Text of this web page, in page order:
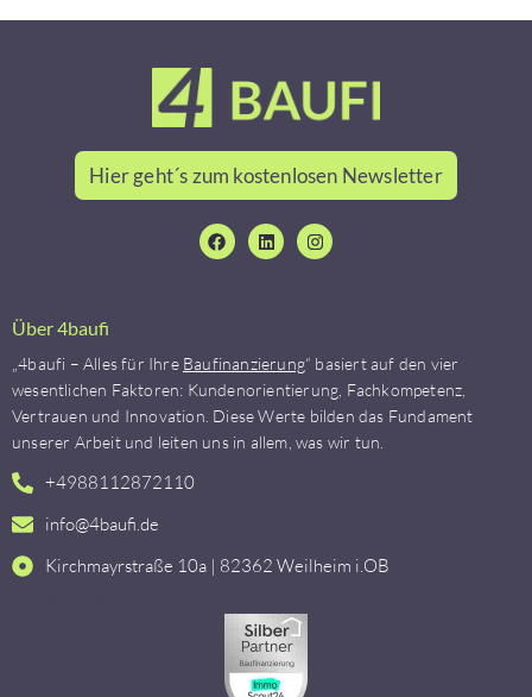
Hier geht´s zum kostenlosen Newsletter
Über 4baufi
„4baufi – Alles für Ihre Baufinanzierung“ basiert auf den vier
wesentlichen Faktoren: Kundenorientierung, Fachkompetenz,
Vertrauen und Innovation. Diese Werte bilden das Fundament
unserer Arbeit und leiten uns in allem, was wir tun.
+4988112872110
info@4baufi.de
Kirchmayrstraße 10a | 82362 Weilheim i.OB